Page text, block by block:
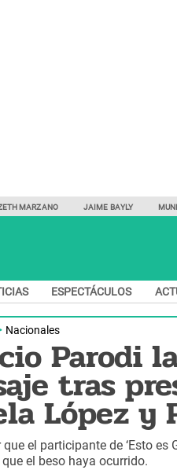
MARZANO JAIME BAYLY
ESPECTÁCULOS
Nacionales
Parodi
tras
López y
el participante de ‘Esto es
que el beso haya ocurrido.